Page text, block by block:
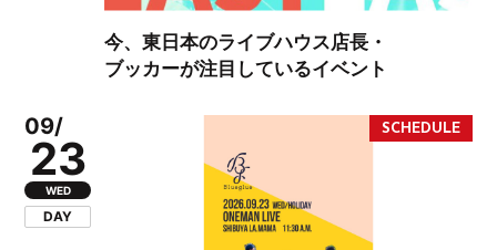
今、東日本のライブハウス店長・
ブッカーが注目しているイベント
09/
23
WED
DAY